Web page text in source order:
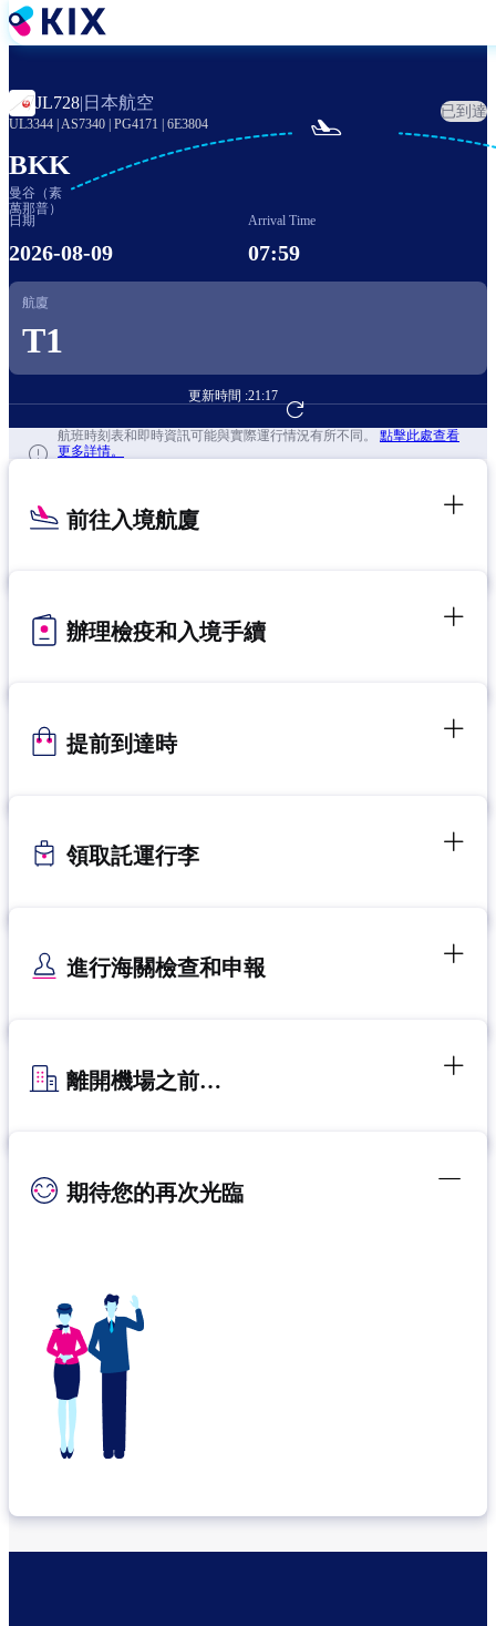
移
至
內
容
JL728| 日本航空
UL3344 AS7340 PG4171 6E3804
已到達
BKK
曼谷（素
萬那普）

日期
2026-08-09
Arrival Time
07:59
航廈
T1
更新時間 :21:17
前往航班預訂
航班時刻表和即時資訊可能與實際運行情況有所不同。 點擊此處查看
更多詳情。
前往入境航廈
辦理檢疫和入境手續
提前到達時
領取託運行李
進行海關檢查和申報
離開機場之前…
期待您的再次光臨